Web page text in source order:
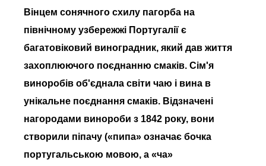
Вінцем сонячного схилу пагорба на
північному узбережжі Португалії є
багатовіковий виноградник, який дав життя
захоплюючого поєднанню смаків. Сім'я
виноробів об'єднала світи чаю і вина в
унікальне поєднання смаків. Відзначені
нагородами винороби з 1842 року, вони
створили піпачу («пипа» означає бочка
португальською мовою, а «ча»